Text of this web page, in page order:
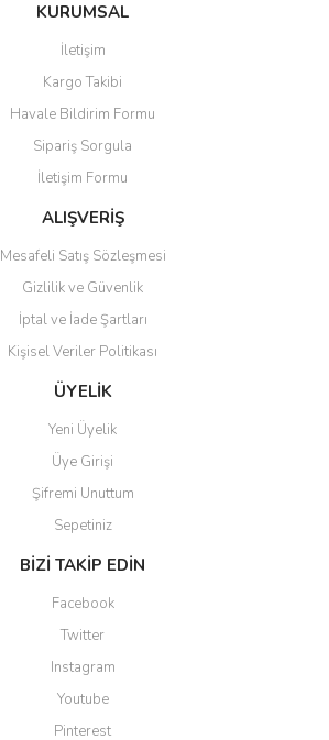
KURUMSAL
İletişim
Kargo Takibi
Havale Bildirim Formu
Sipariş Sorgula
İletişim Formu
ALIŞVERİŞ
Mesafeli Satış Sözleşmesi
Gizlilik ve Güvenlik
İptal ve İade Şartları
Kişisel Veriler Politikası
ÜYELİK
Yeni Üyelik
Üye Girişi
Şifremi Unuttum
Sepetiniz
BİZİ TAKİP EDİN
Facebook
Twitter
Instagram
Youtube
Pinterest